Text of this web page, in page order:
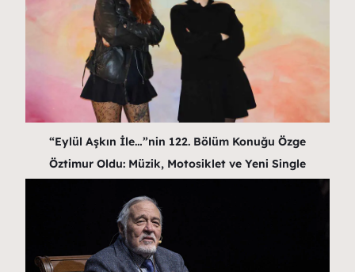
“Eylül Aşkın İle…”nin 122. Bölüm Konuğu Özge
Öztimur Oldu: Müzik, Motosiklet ve Yeni Single